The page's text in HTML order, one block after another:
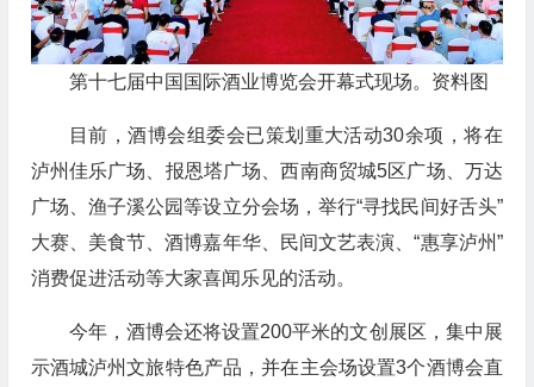
第十七届中国国际酒业博览会开幕式现场。资料图
目前，酒博会组委会已策划重大活动30余项，将在
泸州佳乐广场、报恩塔广场、西南商贸城5区广场、万达
广场、渔子溪公园等设立分会场，举行“寻找民间好舌头”
大赛、美食节、酒博嘉年华、民间文艺表演、“惠享泸州”
消费促进活动等大家喜闻乐见的活动。
今年，酒博会还将设置200平米的文创展区，集中展
示酒城泸州文旅特色产品，并在主会场设置3个酒博会直